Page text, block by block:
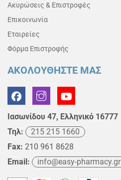
Ακυρώσεις & Επιστροφές
Επικοινωνία
Εταιρείες
Φόρμα Επιστροφής
ΑΚΟΛΟΥΘΗΣΤΕ ΜΑΣ
Ιασωνίδου 47, Ελληνικό 16777
Τηλ:
215 215 1660
Fax: 210 961 8628
Email:
info@easy-pharmacy.gr